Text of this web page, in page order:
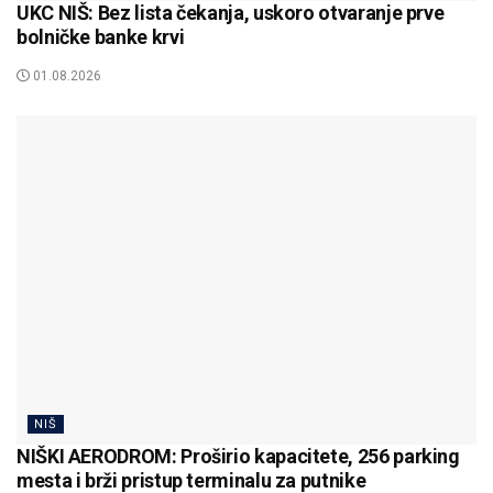
UKC NIŠ: Bez lista čekanja, uskoro otvaranje prve
bolničke banke krvi
01.08.2026
NIŠ
NIŠKI AERODROM: Proširio kapacitete, 256 parking
mesta i brži pristup terminalu za putnike